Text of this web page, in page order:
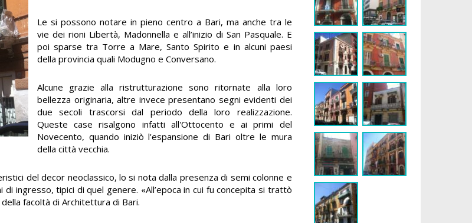
Le si possono notare in pieno centro a Bari, ma anche tra le
vie dei rioni Libertà, Madonnella e all’inizio di San Pasquale. E
poi sparse tra Torre a Mare, Santo Spirito e in alcuni paesi
della provincia quali Modugno e Conversano.
Alcune grazie alla ristrutturazione sono ritornate alla loro
bellezza originaria, altre invece presentano segni evidenti dei
due secoli trascorsi dal periodo della loro realizzazione.
Queste case risalgono infatti all'Ottocento e ai primi del
Novecento, quando iniziò l'espansione di Bari oltre le mura
della città vecchia.
del decor neoclassico, lo si nota dalla presenza di semi colonne e
ingresso, tipici di quel genere. «All’epoca in cui fu concepita si trattò
facoltà di Architettura di Bari.